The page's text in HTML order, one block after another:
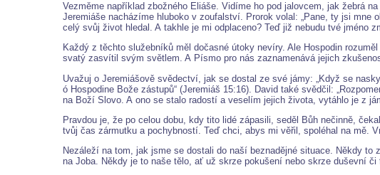
Vezměme například zbožného Eliáše. Vidíme ho pod jalovcem, jak žebrá
Jeremiáše nacházíme hluboko v zoufalství. Prorok volal: „Pane, ty jsi
celý svůj život hledal. A takhle je mi odplaceno? Teď již nebudu tvé jméno
Každý z těchto služebníků měl dočasné útoky nevíry. Ale Hospodin
svatý zasvítil svým světlem. A Písmo pro nás zaznamenává jejich
Uvažuj o Jeremiášově svědectví, jak se dostal ze své jámy: „Když se
ó Hospodine Bože zástupů“ (Jeremiáš 15:16). David také svědčil:
na Boží Slovo. A ono se stalo radostí a veselím jejich života, vytáhlo je z
Pravdou je, že po celou dobu, kdy tito lidé zápasili, seděl Bůh nečinně,
tvůj čas zármutku a pochybností. Teď chci, abys mi věřil, spoléhal na mě.
Nezáleží na tom, jak jsme se dostali do naší beznadějné situace. Někdy
na Joba. Někdy je to naše tělo, ať už skrze pokušení nebo skrze duševní